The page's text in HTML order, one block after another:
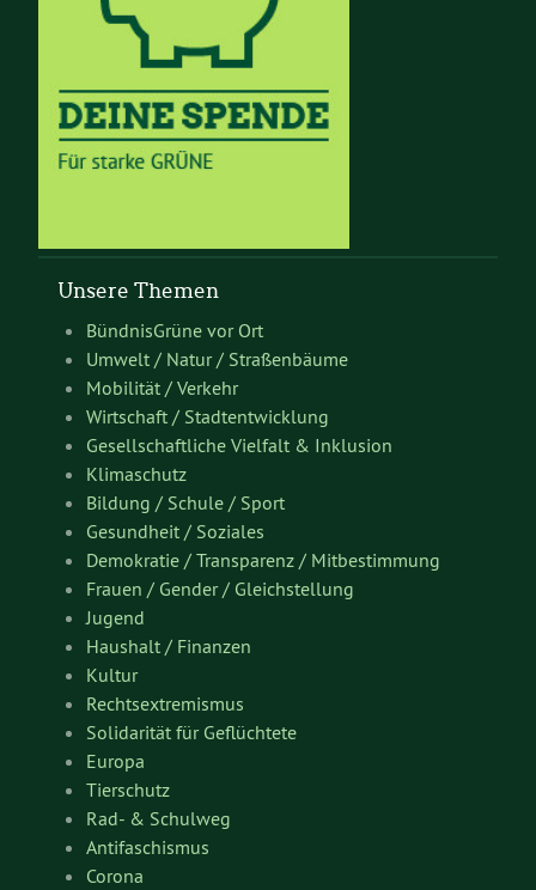
Unsere Themen
BündnisGrüne vor Ort
Umwelt / Natur / Straßenbäume
Mobilität / Verkehr
Wirtschaft / Stadtentwicklung
Gesellschaftliche Vielfalt & Inklusion
Klimaschutz
Bildung / Schule / Sport
Gesundheit / Soziales
Demokratie / Transparenz / Mitbestimmung
Frauen / Gender / Gleichstellung
Jugend
Haushalt / Finanzen
Kultur
Rechtsextremismus
Solidarität für Geflüchtete
Europa
Tierschutz
Rad- & Schulweg
Antifaschismus
Corona